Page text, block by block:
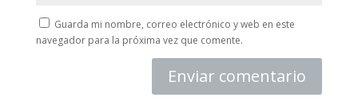
Guarda mi nombre, correo electrónico y web en este
navegador para la próxima vez que comente.
Enviar comentario